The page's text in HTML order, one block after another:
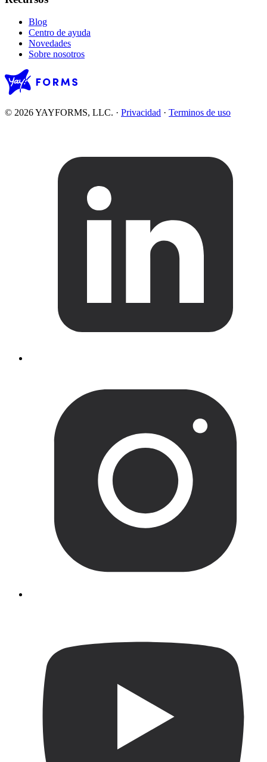
Blog
Centro de ayuda
Novedades
Sobre nosotros
© 2026 YAYFORMS, LLC. · Privacidad · Terminos de uso